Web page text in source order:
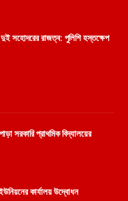
সহোদরের রাজত্ব: পুলিশি হস্তক্ষেপ
সরকারি প্রাথমিক বিদ্যালয়ের
কার্যালয় উদ্বোধন